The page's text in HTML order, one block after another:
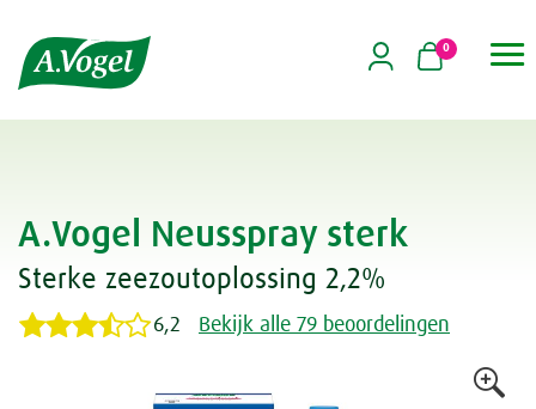
0 
A.Vogel Neusspray sterk
Sterke zeezoutoplossing 2,2%
6,2 Bekijk alle 79 beoordelingen